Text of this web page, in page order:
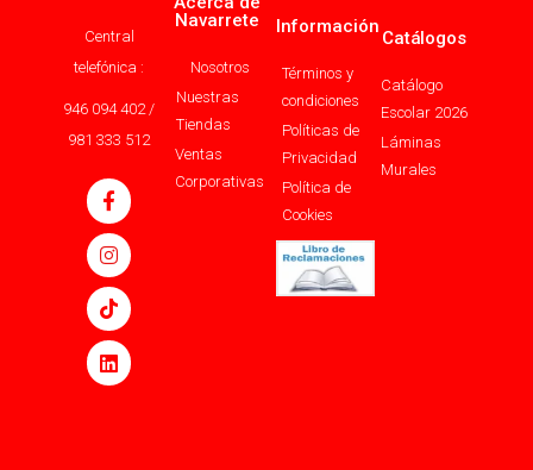
Central
telefónica :
946 094 402 /
981 333 512
Navarrete
Nosotros
Nuestras
Tiendas
Ventas
Corporativas
Información
Términos y
condiciones
Políticas de
Privacidad
Política de
Cookies
Catálogos
Catálogo
Escolar 2026
Láminas
Murales